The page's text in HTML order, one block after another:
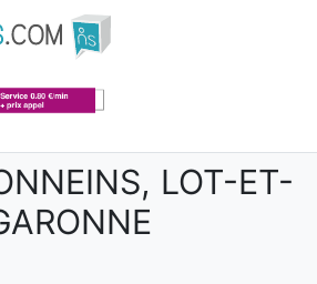
LOT-ET-